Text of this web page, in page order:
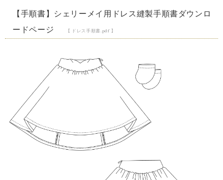
【手順書】シェリーメイ用ドレス縫製手順書ダウンロ
ードページ
【 ドレス手順書.pdf 】